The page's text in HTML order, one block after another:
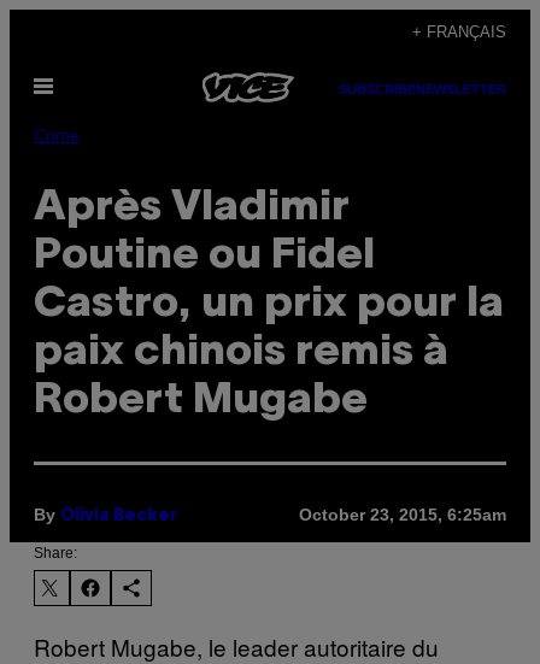
content
+ FRANÇAIS
Open
SUBSCRIBENEWSLETTER
Crime
Après Vladimir
Poutine ou Fidel
Castro, un prix pour la
paix chinois remis à
Robert Mugabe
By Olivia Becker October 23, 2015, 6:25am
Share:
Robert Mugabe, le leader autoritaire du